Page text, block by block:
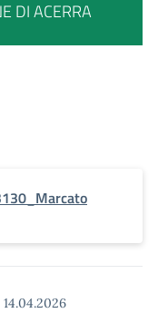
DI ACERRA
14.04.2026